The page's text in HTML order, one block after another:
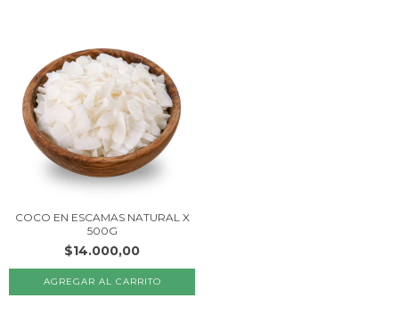
COCO EN ESCAMAS NATURAL X
500G
$14.000,00